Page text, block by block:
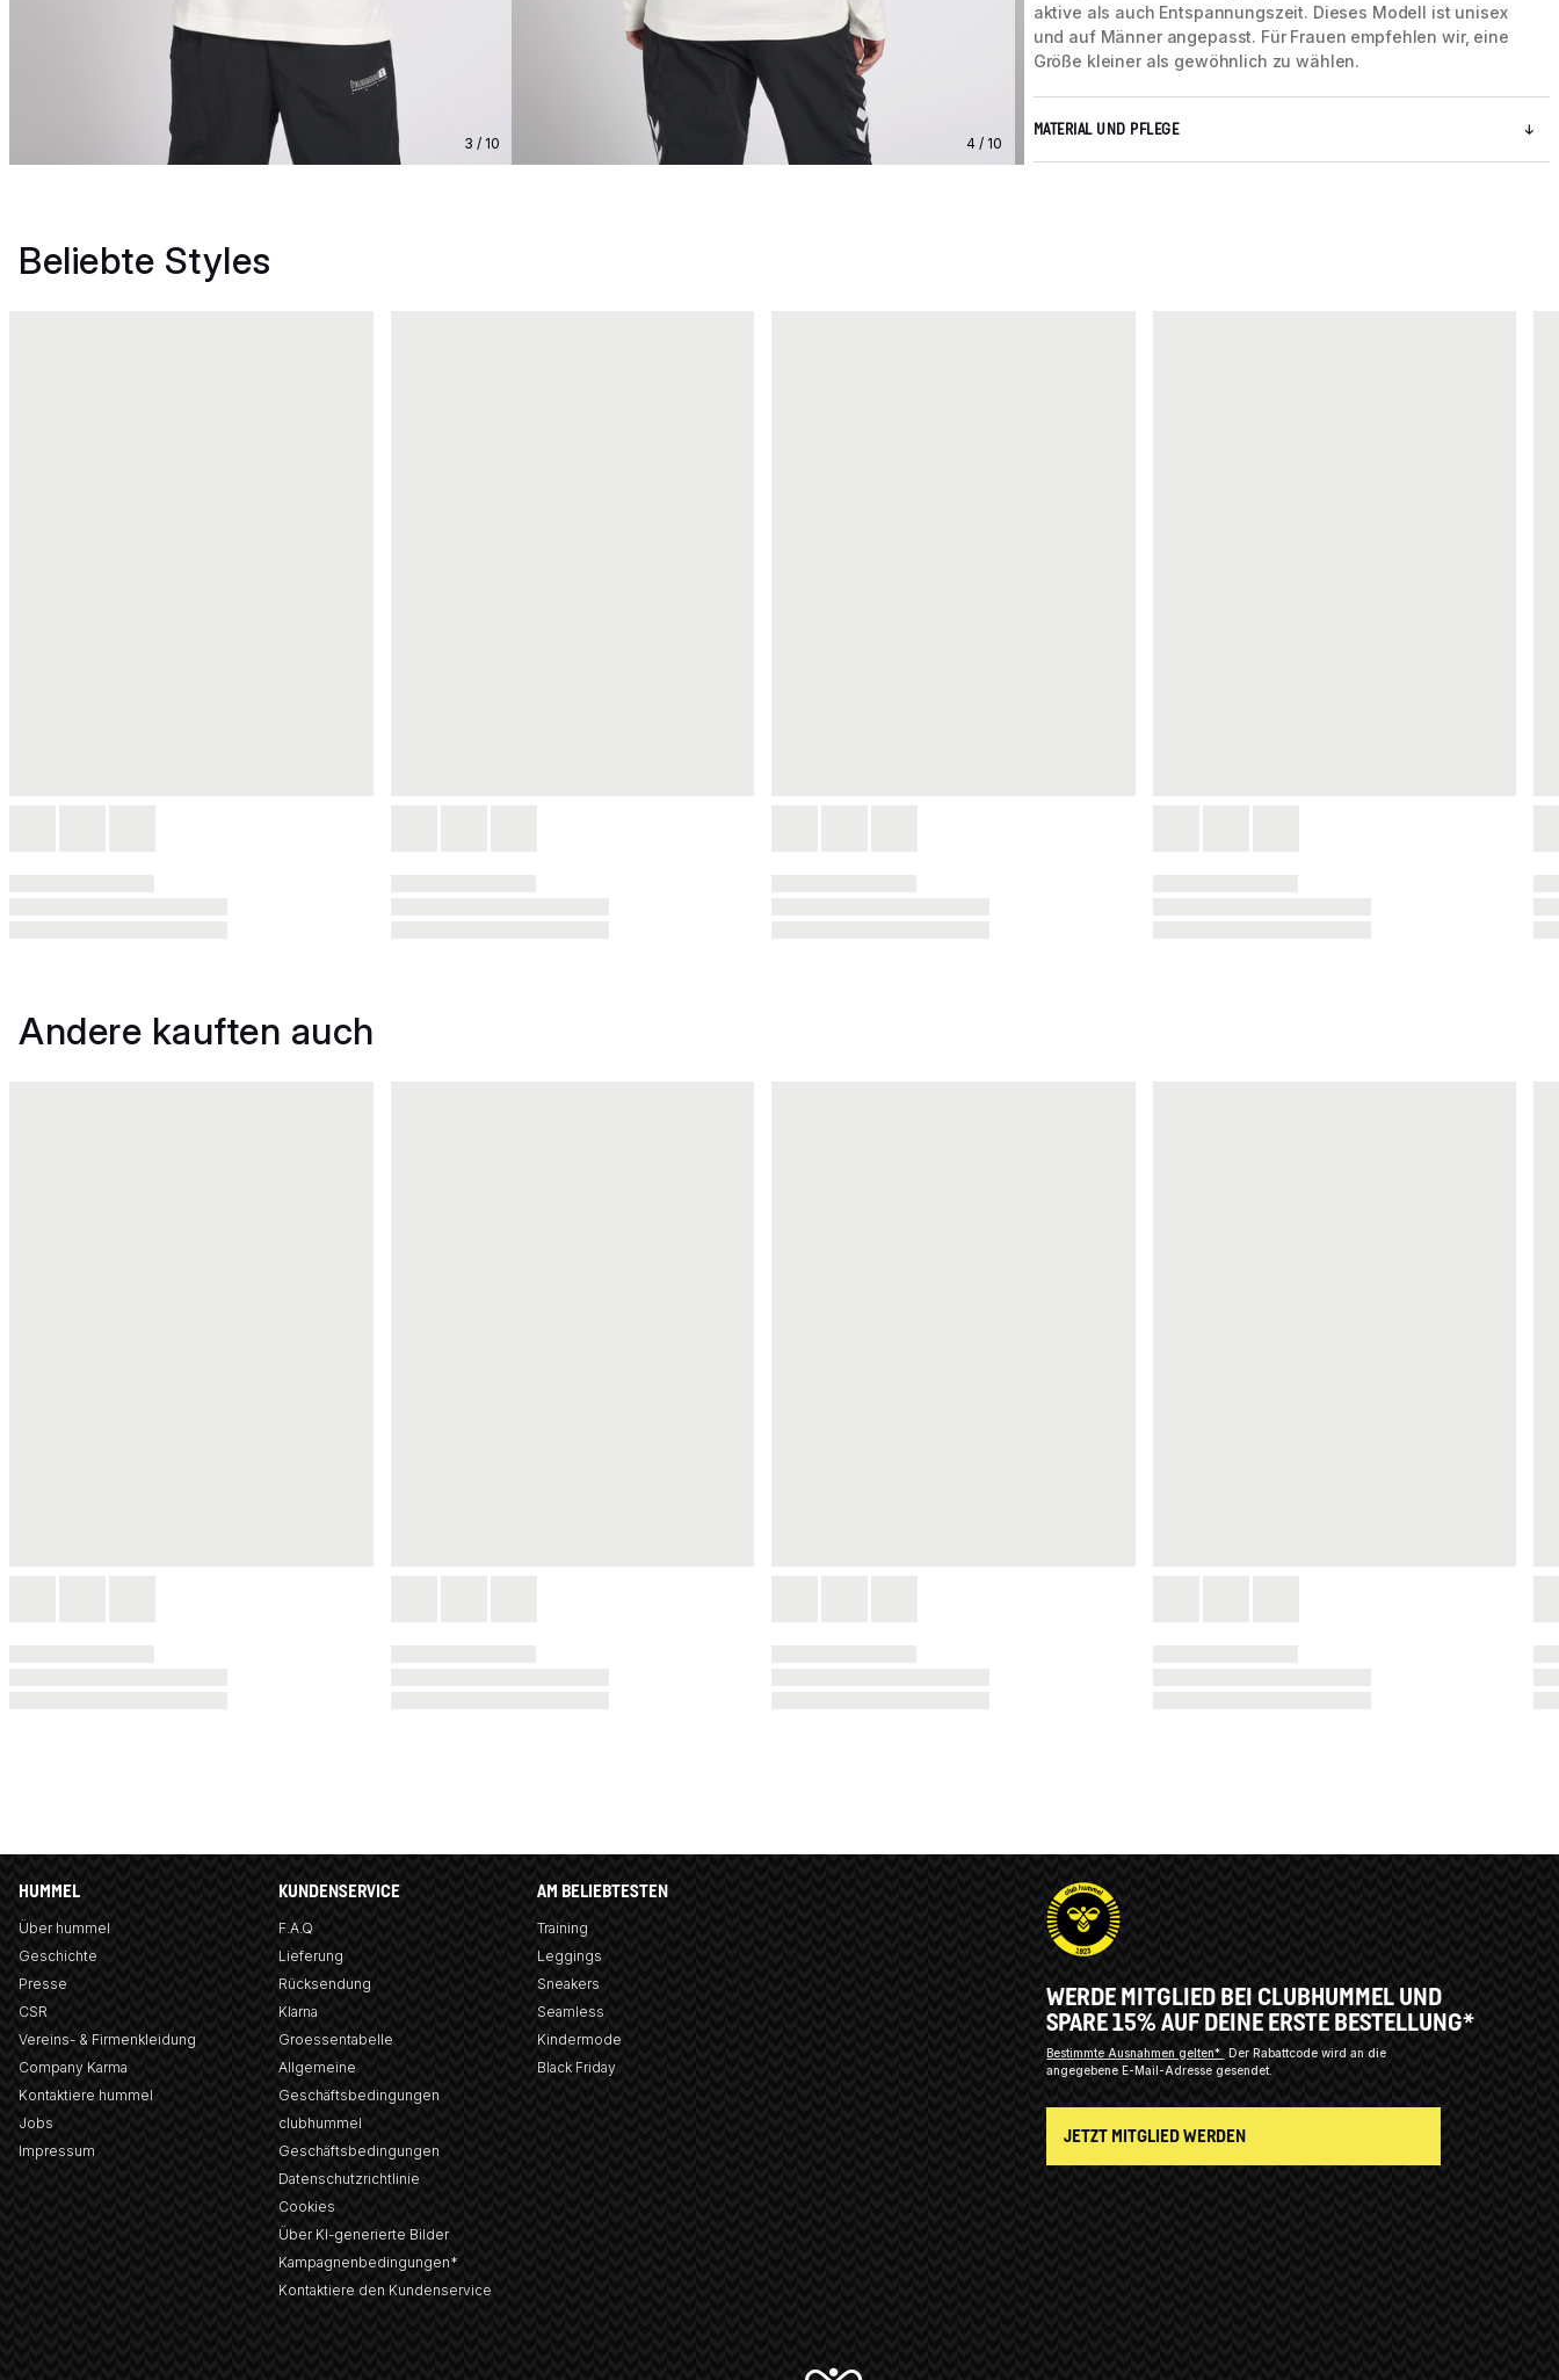
3 / 10 4 / 10
aktive als auch Entspannungszeit. Dieses Modell ist unisex
und auf Männer angepasst. Für Frauen empfehlen wir, eine
Größe kleiner als gewöhnlich zu wählen.
MATERIAL UND PFLEGE
Beliebte Styles
Andere kauften auch
HUMMEL
Über hummel
Geschichte
Presse
CSR
Vereins- & Firmenkleidung
Company Karma
Kontaktiere hummel
Jobs
Impressum
KUNDENSERVICE
F.A.Q
Lieferung
Rücksendung
Klarna
Groessentabelle
Allgemeine
Geschäftsbedingungen
clubhummel
Geschäftsbedingungen
Datenschutzrichtlinie
Cookies
Über KI-generierte Bilder
Kampagnenbedingungen*
Kontaktiere den Kundenservice
AM BELIEBTESTEN
Training
Leggings
Sneakers
Seamless
Kindermode
Black Friday
WERDE MITGLIED BEI CLUBHUMMEL UND
SPARE 15% AUF DEINE ERSTE BESTELLUNG*
Bestimmte Ausnahmen gelten* Der Rabattcode wird an die
angegebene E-Mail-Adresse gesendet.
JETZT MITGLIED WERDEN